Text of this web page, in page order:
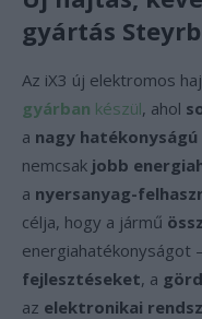
gyártás
Az iX3 új elektromos
gyárban készül, ahol
a nagy
nemcsak jobb
a nyersanyag-
célja, hogy a jármű
energiahatékonyságot
fejlesztéseket, a
az elektronikai